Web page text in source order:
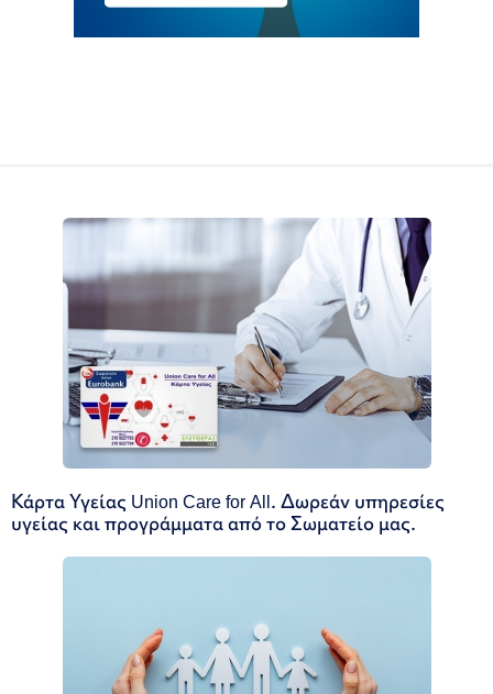
Κάρτα Υγείας Union Care for All. Δωρεάν υπηρεσίες
υγείας και προγράμματα από το Σωματείο μας.